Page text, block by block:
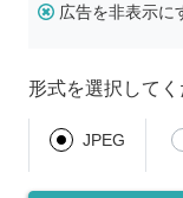
広告を非表示に
形式を選択してく
JPEG